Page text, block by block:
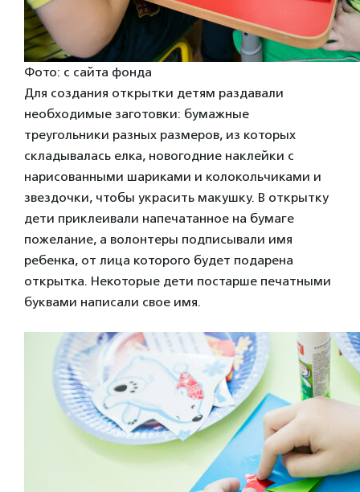
Фото: с сайта фонда
Для создания открытки детям раздавали
необходимые заготовки: бумажные
треугольники разных размеров, из которых
складывалась елка, новогодние наклейки с
нарисованными шариками и колокольчиками и
звездочки, чтобы украсить макушку. В открытку
дети приклеивали напечатанное на бумаге
пожелание, а волонтеры подписывали имя
ребенка, от лица которого будет подарена
открытка. Некоторые дети постарше печатными
буквами написали свое имя.